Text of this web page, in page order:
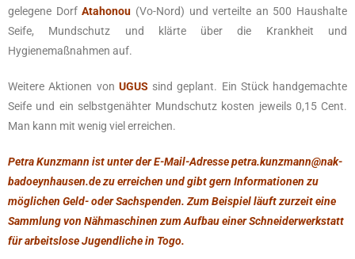
gelegene DorfAtahonou (Vo-Nord) und verteilte an 500 Haushalte
Seife, Mundschutz und klärte über die Krankheit und
Hygienemaßnahmen auf.
Weitere Aktionen von UGUS sind geplant. Ein Stück handgemachte
Seife und ein selbstgenähter Mundschutz kosten jeweils 0,15 Cent.
Man kann mit wenig viel erreichen.
Petra Kunzmann ist unter der E-Mail-Adresse petra.kunzmann@nak-
badoeynhausen.de zu erreichen und gibt gern Informationen zu
möglichen Geld- oder Sachspenden. Zum Beispiel läuft zurzeit eine
Sammlung von Nähmaschinen zum Aufbau einer Schneiderwerkstatt
für arbeitslose Jugendliche in Togo.